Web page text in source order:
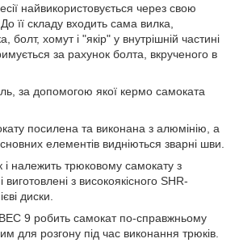
найвикористовується через свою
До її складу входить сама вилка,
болт, хомут і "якір" у внутрішній частині
за рахунок болта, вкрученого в
за допомогою якої кермо самоката
посилена та виконана з алюмінію, а
елементів видніються зварні шви.
належить трюковому самокату з
з високоякісного SHR-
диски.
9 робить самокат по-справжньому
для розгону під час виконання трюків.